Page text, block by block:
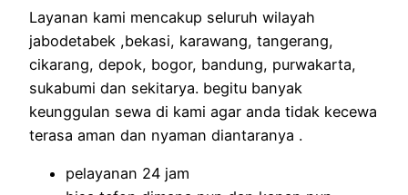
Layanan kami mencakup seluruh wilayah
jabodetabek ,bekasi, karawang, tangerang,
cikarang, depok, bogor, bandung, purwakarta,
sukabumi dan sekitarya. begitu banyak
keunggulan sewa di kami agar anda tidak kecewa
terasa aman dan nyaman diantaranya .
pelayanan 24 jam